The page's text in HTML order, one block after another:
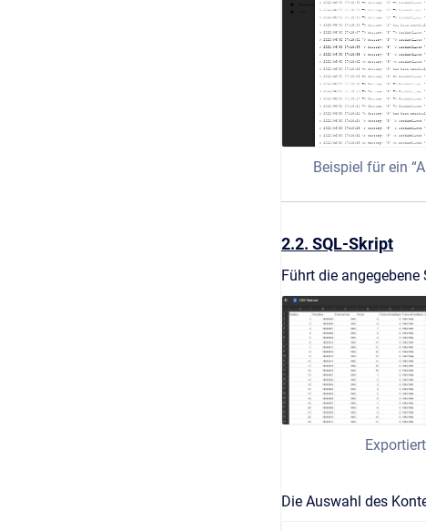
Beispiel für ein
2.2. SQL-Skript
Führt die angegebene
Die Auswahl des